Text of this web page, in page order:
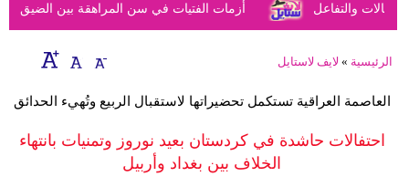
إسلامية
ديكور
صحة
أزمات الفتيات في سن المراهقة بين الضيق والتفاعل
الرئيسية » لايف لاستايل
العاصمة العراقية تستكمل تحضيراتها لاستقبال الربيع وتُهيء الحدائق
احتفالات حاشدة في كردستان بعيد نوروز وتمنيات بانتهاء
الخلاف بين بغداد وأربيل